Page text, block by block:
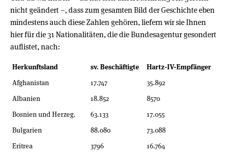
nicht geändert –, dass zum gesamten Bild der Geschichte eben
mindestens auch diese Zahlen gehören, liefern wir sie Ihnen
hier für die 31 Nationalitäten, die die Bundesagentur gesondert
auflistet, nach:
Herkunftsland sv. Beschäftigte
Hartz-IV-Empfänger
Afghanistan
17.747
35.892
Albanien
18.852
8570
Bosnien und Herzeg.
63.133
17.055
Bulgarien
88.080
73.088
Eritrea
3796
16.764